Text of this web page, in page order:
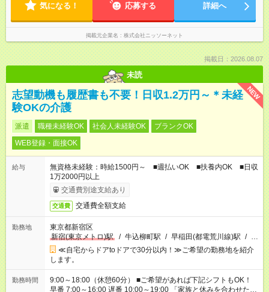
気になる！ 応募する 詳細へ
掲載元企業名 株式会社ニッソーネット
掲載日：2026.08.07
未読
NEW
志望動機も履歴書も不要！日収1.2万円～＊未経
験OKの介護
派遣 職種未経験OK 社会人未経験OK
ブランクOK
WEB登録・面接OK
給与
無資格未経験：時給1500円～ ■週払いOK ■扶養内OK ■日収
1万2000円以上
交通費別途支給あり
交通費 交通費全額支給
勤務地
東京都新宿区
新宿(東京メトロ)駅
/ 牛込柳町駅 / 早稲田(都電荒川線)駅 / …
≪自宅からドアtoドアで30分以内！≫ご希望の勤務地を紹介
します。
勤務時間
9:00～18:00（休憩60分） ■ご希望があれば下記シフトもOK！
早番 7:00～16:00 遅番 10:00～19:00 「家族と休みを合わせた